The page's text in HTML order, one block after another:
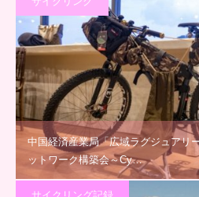
中国経済産業局「広域ラグジュアリ
ットワーク構築会～Cy…